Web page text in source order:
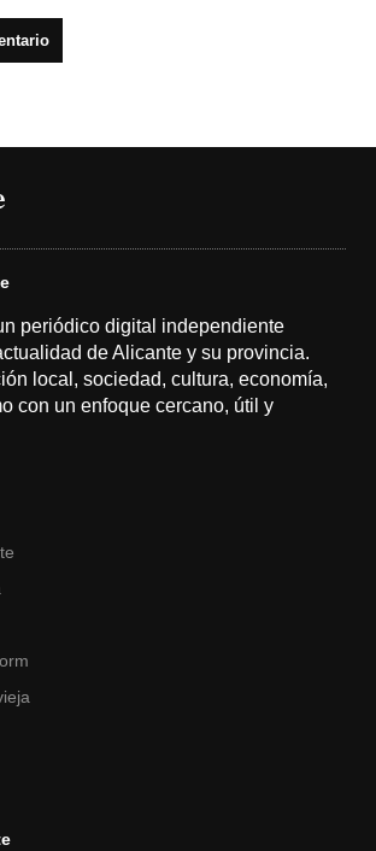
periódico digital independiente
de Alicante y su provincia.
local, sociedad, cultura, economía,
con un enfoque cercano, útil y